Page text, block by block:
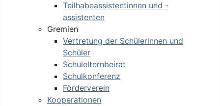
Teilhabeassistentinnen und -
assistenten
Gremien
Vertretung der Schülerinnen und
Schüler
Schulelternbeirat
Schulkonferenz
Förderverein
Kooperationen